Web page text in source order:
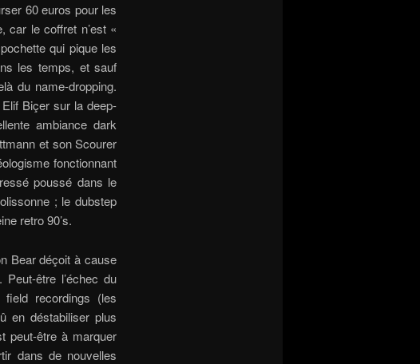
60 euros pour les
car le coffret n’est «
qui pique les
les temps, et sauf
du name-dropping.
Biçer sur la deep-
ambiance dark
et son Scourer
fonctionnant
poussé dans le
; le dubstep
retro 90’s.
Bear déçoit à cause
être l’échec du
field recordings (les
en déstabiliser plus
peut-être à marquer
dans de nouvelles